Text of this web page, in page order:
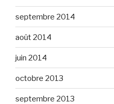
septembre 2014
août 2014
juin 2014
octobre 2013
septembre 2013